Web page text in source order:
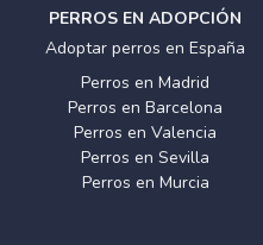
PERROS EN ADOPCIÓN
Adoptar perros en España
Perros en Madrid
Perros en Barcelona
Perros en Valencia
Perros en Sevilla
Perros en Murcia